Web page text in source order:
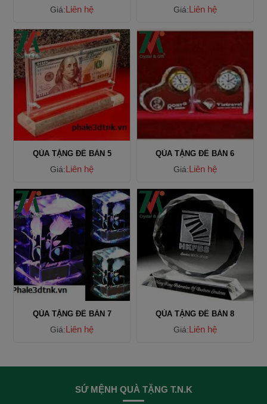
Giá:Liên hệ Giá:Liên hệ
QÙA TẶNG ĐỂ BÀN 5
Giá:Liên hệ
QÙA TẶNG ĐỂ BÀN 6
Giá:Liên hệ
QÙA TẶNG ĐỂ BÀN 7
Giá:Liên hệ
QÙA TẶNG ĐỂ BÀN 8
Giá:Liên hệ
SỨ MỆNH QUÀ TẶNG T.N.K